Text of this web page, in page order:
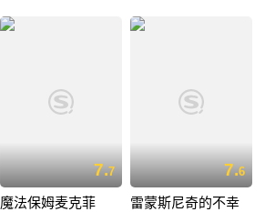
7.7
魔法保姆麦克菲
7.6
雷蒙斯尼奇的不幸